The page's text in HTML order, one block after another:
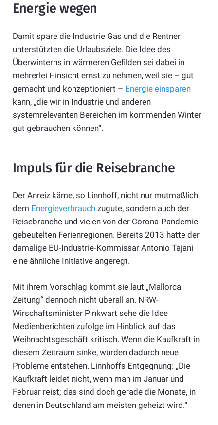
Energie wegen
Damit spare die Industrie Gas und die Rentner
unterstützten die Urlaubsziele. Die Idee des
Überwinterns in wärmeren Gefilden sei dabei in
mehrerlei Hinsicht ernst zu nehmen, weil sie – gut
gemacht und konzeptioniert – Energie einsparen
kann, „die wir in Industrie und anderen
systemrelevanten Bereichen im kommenden Winter
gut gebrauchen können“.
Impuls für die Reisebranche
Der Anreiz käme, so Linnhoff, nicht nur mutmaßlich
dem Energieverbrauchzugute, sondern auch der
Reisebranche und vielen von der Corona-Pandemie
gebeutelten Ferienregionen. Bereits 2013 hatte der
damalige EU-Industrie-Kommissar Antonio Tajani
eine ähnliche Initiative angeregt.
Mit ihrem Vorschlag kommt sie laut „Mallorca
Zeitung“ dennoch nicht überall an. NRW-
Wirschaftsminister Pinkwart sehe die Idee
Medienberichten zufolge im Hinblick auf das
Weihnachtsgeschäft kritisch. Wenn die Kaufkraft in
diesem Zeitraum sinke, würden dadurch neue
Probleme entstehen. Linnhoffs Entgegnung: „Die
Kaufkraft leidet nicht, wenn man im Januar und
Februar reist; das sind doch gerade die Monate, in
denen in Deutschland am meisten geheizt wird.“